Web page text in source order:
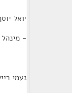
יואל
-
נעמי